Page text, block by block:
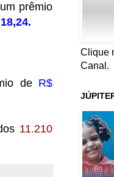
prêmio
de R$
11.210
Clique
Canal.